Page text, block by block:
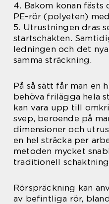
4. Bakom konan
PE-rör (polyeten)
5. Utrustningen dras
startschakten.
ledningen och det
samma sträckning.
På så sätt får man en
behöva frilägga hela
kan vara upp till
svep, beroende på
dimensioner och
en hel sträcka per
metoden mycket
traditionell
Rörspräckning kan
av befintliga rör,